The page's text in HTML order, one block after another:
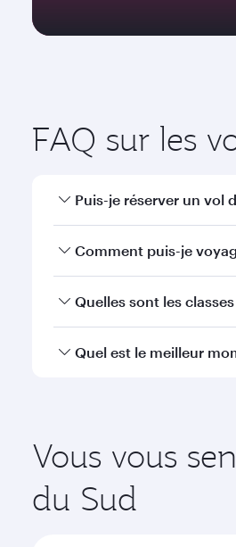
FAQ sur les
Puis-je réserver un vol
Oui, Qatar Airways opère
Comment puis-je
Vous pouvez voyager
Quelles sont les
La disponibilité des
Quel est le meilleur
Vous vous
du Sud